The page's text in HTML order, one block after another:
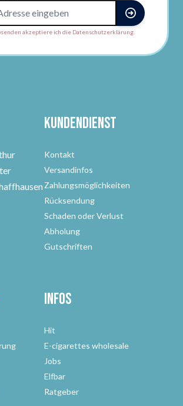
akzeptiere ich die Datenschutzerklärung.
Kundendienst
Kontakt
Versandinfos
Zahlungsmöglichkeiten
Rücksendung
Schaden oder Verlust
Abholung
Gutschriften
Infos
Hit
E-cigarettes wholesale
Jobs
Elfbar
Ratgeber